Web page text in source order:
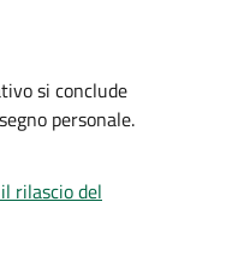
si conclude
personale.
rilascio del